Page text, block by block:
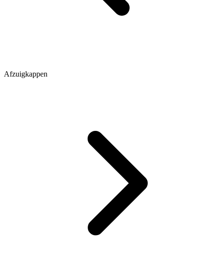
Afzuigkappen